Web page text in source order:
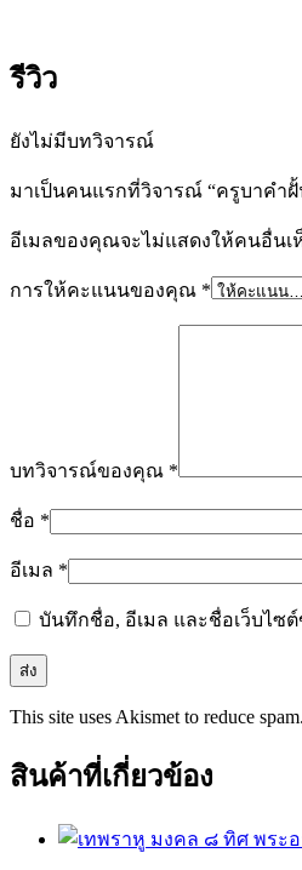
รีวิว
ยังไม่มีบทวิจารณ์
มาเป็นคนแรกที่วิจารณ์ “ครูบาคำฝั้
อีเมลของคุณจะไม่แสดงให้คนอื่นเ
การให้คะแนนของคุณ *
บทวิจารณ์ของคุณ *
ชื่อ *
อีเมล *
บันทึกชื่อ, อีเมล และชื่อเว็บไซ
This site uses Akismet to reduce spam.
สินค้าที่เกี่ยวข้อง